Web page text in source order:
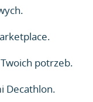
potrzeb.
Decathlon.